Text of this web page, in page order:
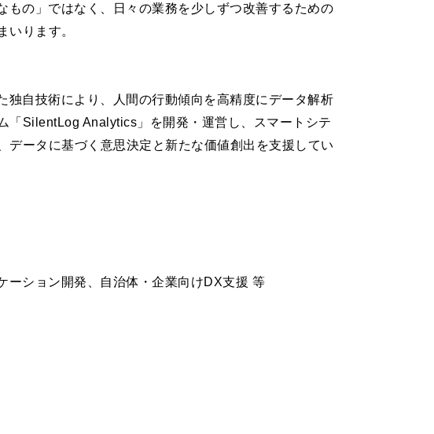
の」ではなく、日々の業務を少しずつ改善するための
いります。
自技術により、人間の行動傾向を高精度にデータ解析
「SilentLog Analytics」を開発・運営し、スマートシテ
ータに基づく意思決定と新たな価値創出を支援してい
ーション開発、自治体・企業向けDX支援 等